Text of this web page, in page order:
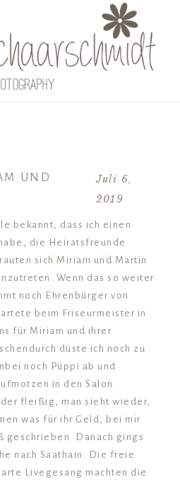
UND
Juli 6,
2019
bekannt, dass ich einen
die Heiratsfreunde
sich Miriam und Martin
Wenn das so weiter
noch Ehrenbürger von
beim Friseurmeister in
für Miriam und ihrer
düste ich noch zu
noch Püppi ab und
in den Salon.
fleißig, man sieht wieder,
was für ihr Geld, bei mir
geschrieben. Danach gings
nach Saathain. Die freie
Livegesang machten die